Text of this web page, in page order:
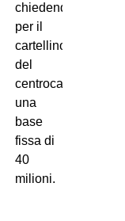
chiedendo
per il
cartellino
del
centrocampista
una
base
fissa di
40
milioni.